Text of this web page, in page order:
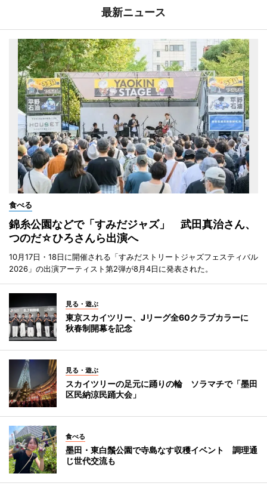
最新ニュース
食べる
錦糸公園などで「すみだジャズ」 武田真治さん、
つのだ☆ひろさんら出演へ
10月17日・18日に開催される「すみだストリートジャズフェスティバル
2026」の出演アーティスト第2弾が8月4日に発表された。
見る・遊ぶ
東京スカイツリー、Jリーグ全60クラブカラーに
秋春制開幕を記念
見る・遊ぶ
スカイツリーの足元に踊りの輪 ソラマチで「墨田
区民納涼民踊大会」
食べる
墨田・東白鬚公園で寺島なす収穫イベント 調理通
じ世代交流も